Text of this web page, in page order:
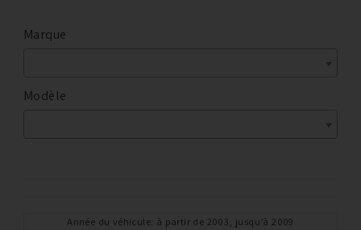
Marque
Modèle
Année du véhicule: à partir de 2003, jusqu’à 2009